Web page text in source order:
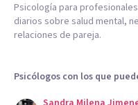
Psicología para
diarios sobre salud mental,
relaciones de pareja.
Psicólogos con los que